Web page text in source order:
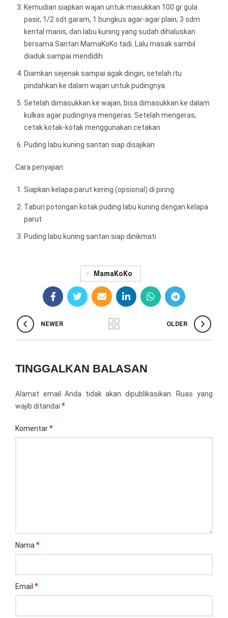
Kemudian siapkan wajan untuk masukkan 100 gr gula
pasir, 1/2 sdt garam, 1 bungkus agar-agar plain, 3 sdm
kental manis, dan labu kuning yang sudah dihaluskan
bersama Santan MamaKoKo tadi. Lalu masak sambil
diaduk sampai mendidih
Diamkan sejenak sampai agak dingin, setelah itu
pindahkan ke dalam wajan untuk pudingnya
Setelah dimasukkan ke wajan, bisa dimasukkan ke dalam
kulkas agar pudingnya mengeras. Setelah mengeras,
cetak kotak-kotak menggunakan cetakan
Puding labu kuning santan siap disajikan
Cara penyajian:
Siapkan kelapa parut kering (opsional) di piring
Taburi potongan kotak puding labu kuning dengan kelapa
parut
Puding labu kuning santan siap dinikmati
MamaKoKo
NEWER OLDER
TINGGALKAN BALASAN
Alamat email Anda tidak akan dipublikasikan.
Ruas yang
wajib ditandai *
Komentar*
Nama *
Email *